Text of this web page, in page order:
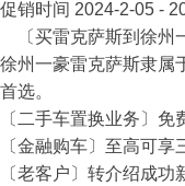
促销时间 2024-2-05 -
〔买雷克萨斯到徐州
徐州一豪雷克萨斯隶属
首选。
〔二手车置换业务〕
〔金融购车〕至高可
〔老客户〕转介绍成